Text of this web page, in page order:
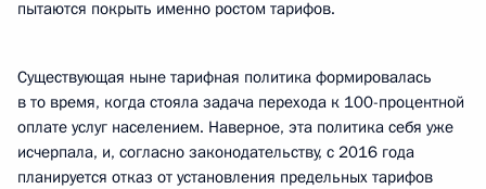
пытаются покрыть именно ростом тарифов.
Существующая ныне тарифная политика формировалась
в то время, когда стояла задача перехода к 100-процентной
оплате услуг населением. Наверное, эта политика себя уже
исчерпала, и, согласно законодательству, с 2016 года
планируется отказ от установления предельных тарифов